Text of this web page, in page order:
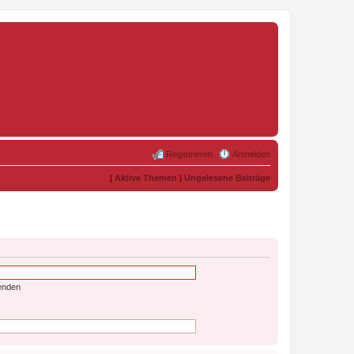
Anmelden
Registrieren
| Aktive Themen | Ungelesene Beiträge